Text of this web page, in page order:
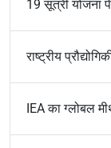
19 सूत्री योजना
राष्ट्रीय
IEA का ग्लोबल